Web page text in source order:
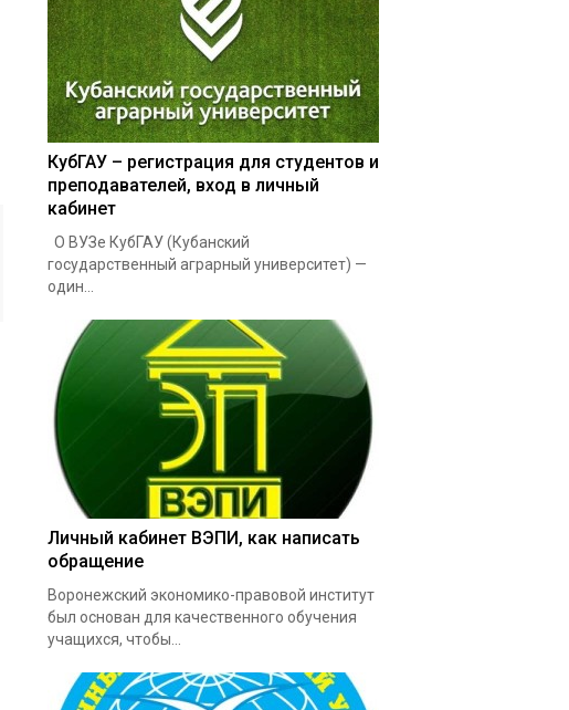
КубГАУ – регистрация для студентов и
преподавателей, вход в личный
кабинет
О ВУЗе КубГАУ (Кубанский
государственный аграрный университет) —
один...
Личный кабинет ВЭПИ, как написать
обращение
Воронежский экономико-правовой институт
был основан для качественного обучения
учащихся, чтобы...